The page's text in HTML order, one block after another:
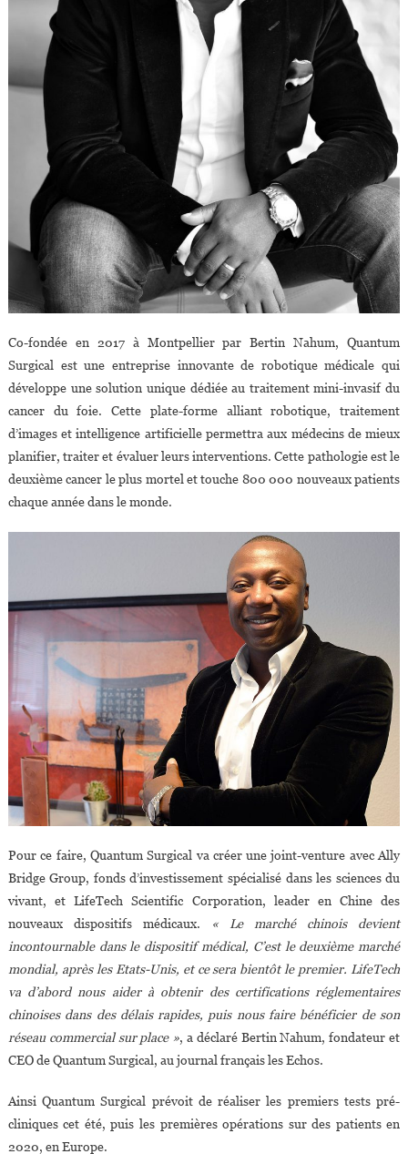
Co-fondée en 2017 à Montpellier par Bertin Nahum, Quantum
Surgical est une entreprise innovante de robotique médicale qui
développe une solution unique dédiée au traitement mini-invasif du
cancer du foie. Cette plate-forme alliant robotique, traitement
d’images et intelligence artificielle permettra aux médecins de mieux
planifier, traiter et évaluer leurs interventions. Cette pathologie est le
deuxième cancer le plus mortel et touche 800 000 nouveaux patients
chaque année dans le monde.
Pour ce faire, Quantum Surgical va créer une joint-venture avec Ally
Bridge Group, fonds d’investissement spécialisé dans les sciences du
vivant, et LifeTech Scientific Corporation, leader en Chine des
nouveaux dispositifs médicaux.
« Le marché chinois devient
incontournable dans le dispositif médical, C’est le deuxième marché
mondial, après les Etats-Unis, et ce sera bientôt le premier. LifeTech
va d’abord nous aider à obtenir des certifications réglementaires
chinoises dans des délais rapides, puis nous faire bénéficier de son
réseau commercial sur place », a déclaré Bertin Nahum, fondateur et
CEO de Quantum Surgical, au journal français les Echos.
Ainsi Quantum Surgical prévoit de réaliser les premiers tests pré-
cliniques cet été, puis les premières opérations sur des patients en
2020, en Europe.